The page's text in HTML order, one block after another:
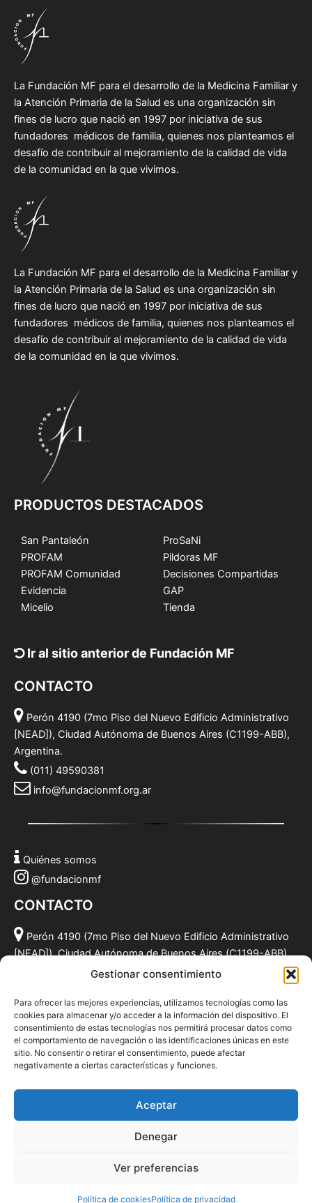
Gestionar consentimiento
Para ofrecer las mejores experiencias, utilizamos tecnologías como las
cookies para almacenar y/o acceder a la información del dispositivo. El
consentimiento de estas tecnologías nos permitirá procesar datos como
el comportamiento de navegación o las identificaciones únicas en este
sitio. No consentir o retirar el consentimiento, puede afectar
negativamente a ciertas características y funciones.
Aceptar
Denegar
Ver preferencias
Política de cookiesPolítica de privacidad
La Fundación MF para el desarrollo de la Medicina Familiar y
la Atención Primaria de la Salud es una organización sin
fines de lucro que nació en 1997 por iniciativa de sus
fundadores médicos de familia, quienes nos planteamos el
desafío de contribuir al mejoramiento de la calidad de vida
de la comunidad en la que vivimos.
La Fundación MF para el desarrollo de la Medicina Familiar y
la Atención Primaria de la Salud es una organización sin
fines de lucro que nació en 1997 por iniciativa de sus
fundadores médicos de familia, quienes nos planteamos el
desafío de contribuir al mejoramiento de la calidad de vida
de la comunidad en la que vivimos.
PRODUCTOS DESTACADOS
San Pantaleón
PROFAM
PROFAM Comunidad
Evidencia
Micelio
ProSaNi
Pildoras MF
Decisiones Compartidas
GAP
Tienda
Ir al sitio anterior de Fundación MF
CONTACTO
Perón 4190 (7mo Piso del Nuevo Edificio Administrativo
[NEAD]), Ciudad Autónoma de Buenos Aires (C1199-ABB),
Argentina.
(011) 49590381
info@fundacionmf.org.ar
Quiénes somos
@fundacionmf
CONTACTO
Perón 4190 (7mo Piso del Nuevo Edificio Administrativo
[NEAD]), Ciudad Autónoma de Buenos Aires (C1199-ABB),
info@fundacionmf.org.ar
Politica de privacidad